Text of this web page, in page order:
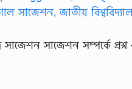
সাজেশন সাজেশন সম্পর্কে